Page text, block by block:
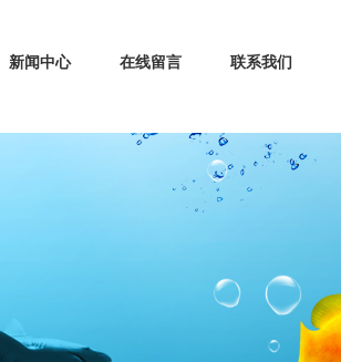
新闻中心 在线留言 联系我们